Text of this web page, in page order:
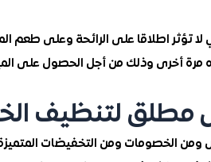
لا تؤثر اطلاقا على الرائحة وعلى طعم
مرة أخرى وذلك من أجل الحصول على
لتنظيف
الخصومات ومن التخفيضات المتميزة